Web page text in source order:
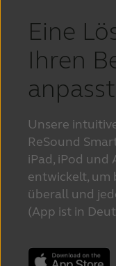
Eine
Ihren
anpasst
Unsere
ReSound
iPad, iPod
entwickelt, um
überall und
(App ist in